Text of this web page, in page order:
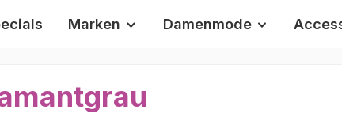
Marken Damenmode